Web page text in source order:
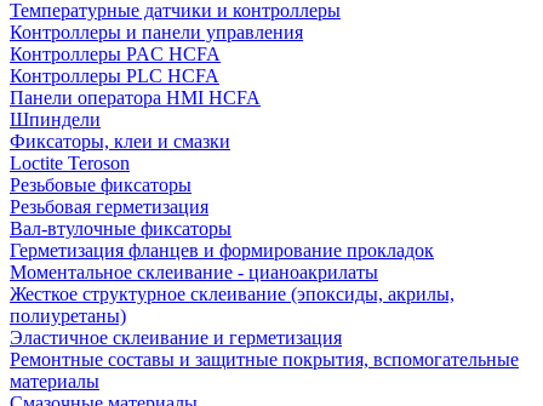
Температурные датчики и контроллеры
Контроллеры и панели управления
Контроллеры PAC HCFA
Контроллеры PLC HCFA
Панели оператора HMI HCFA
Шпиндели
Фиксаторы, клеи и смазки
Loctite Teroson
Резьбовые фиксаторы
Резьбовая герметизация
Вал-втулочные фиксаторы
Герметизация фланцев и формирование прокладок
Моментальное склеивание - цианоакрилаты
Жесткое структурное склеивание (эпоксиды, акрилы,
полиуретаны)
Эластичное склеивание и герметизация
Ремонтные составы и защитные покрытия, вспомогательные
материалы